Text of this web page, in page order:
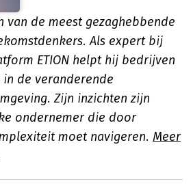
van de meest gezaghebbende
Als expert bij
ETION helpt hij bedrijven
de veranderende
Zijn inzichten zijn
ondernemer die door
moet navigeren. Meer